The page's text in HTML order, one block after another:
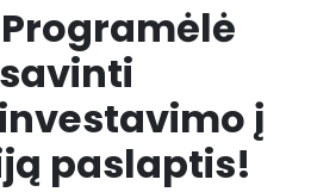
į
paslaptis!